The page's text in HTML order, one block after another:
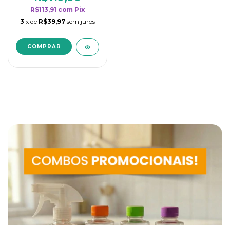
R$113,91 com Pix
3 x de R$39,97 sem juros